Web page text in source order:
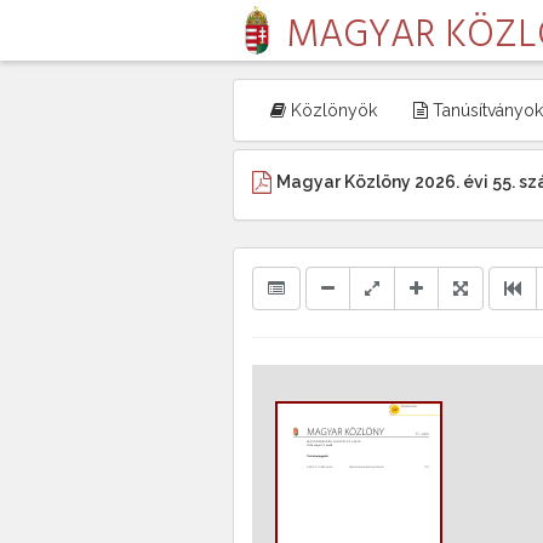
MAGYAR
Közlönyök Tanúsítványok
Magyar Közlöny 2026. évi 55.